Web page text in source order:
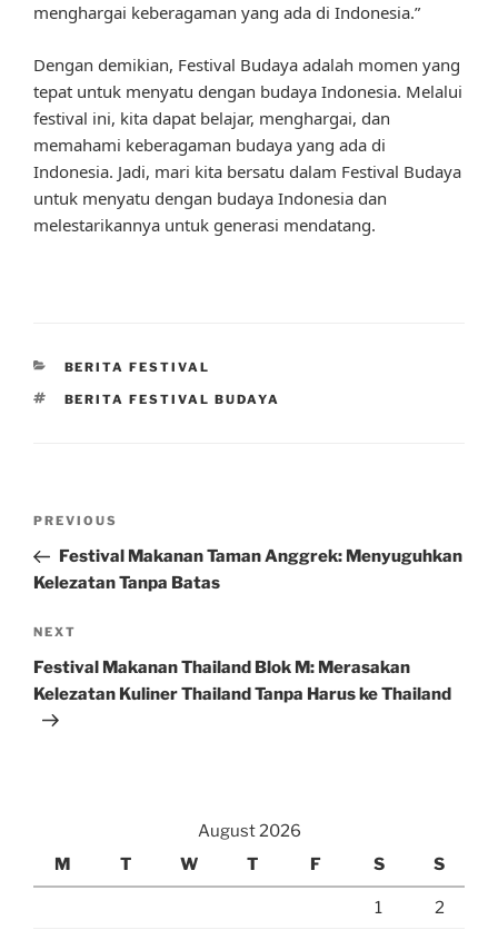
menghargai keberagaman yang ada di Indonesia.”
Dengan demikian, Festival Budaya adalah momen yang
tepat untuk menyatu dengan budaya Indonesia. Melalui
festival ini, kita dapat belajar, menghargai, dan
memahami keberagaman budaya yang ada di
Indonesia. Jadi, mari kita bersatu dalam Festival Budaya
untuk menyatu dengan budaya Indonesia dan
melestarikannya untuk generasi mendatang.
CATEGORIES
BERITA FESTIVAL
TAGS
BERITA FESTIVAL BUDAYA
Previous
Post
PREVIOUS
Festival Makanan Taman Anggrek: Menyuguhkan
Kelezatan Tanpa Batas
Next
Post
NEXT
Festival Makanan Thailand Blok M: Merasakan
Kelezatan Kuliner Thailand Tanpa Harus ke Thailand
August 2026
M
T W T F S S
1 2